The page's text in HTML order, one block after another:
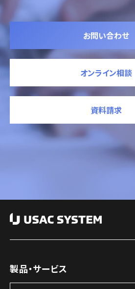
お問い合わせ
オンライン相談
資料請求
製品・サービス